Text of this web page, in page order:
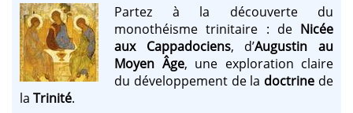
Partez à la découverte du
monothéisme trinitaire : de Nicée
aux Cappadociens, d’Augustin au
Moyen Âge, une exploration claire
du développement de la doctrine de
la Trinité.